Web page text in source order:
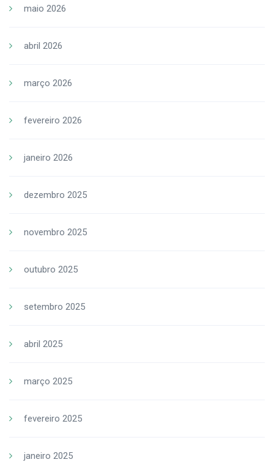
maio 2026
abril 2026
março 2026
fevereiro 2026
janeiro 2026
dezembro 2025
novembro 2025
outubro 2025
setembro 2025
abril 2025
março 2025
fevereiro 2025
janeiro 2025